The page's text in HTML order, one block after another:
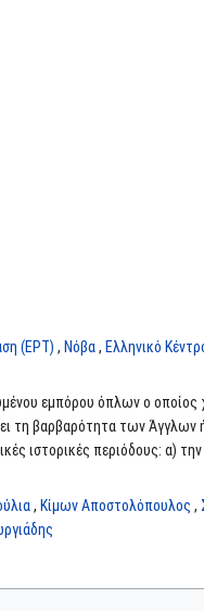
(ΕΡΤ) , Νόβα, Ελληνικό
εμπόρου όπλων ο οποίος
τη βαρβαρότητα των
ιστορικές περιόδους: α)
, Κίμων Αποστολόπουλος ,